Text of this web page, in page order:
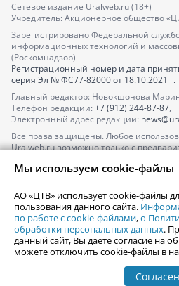
Сетевое издание Uralweb.ru (18+)
Учредитель: Акционерное общество
Зарегистрировано Федеральной
информационных технологий и
(Роскомнадзор)
Регистрационный номер и дата
серия Эл № ФС77-82000от 18.10.2021 г.
Главный редактор: Новокшонова
Телефон редакции: +7 (912) 244-87-87,
Электронный адрес редакции:
Все права защищены. Любое
Uralweb.ru возможно только с
По вопросам размещения рекламы
По вопросам размещения
afisha@uralweb.ru
Пользовательское соглашение на
Политика АО «ЦТВ» в отношении
Мы используем cookie-файлы
АО «ЦТВ» использует cookie-файлы
пользования данного сайта.
по работе с cookie-файлами,о
обработки персональных данных.
данный сайт, Вы даете согласие на
можете отключить cookie-файлы в
Согласен